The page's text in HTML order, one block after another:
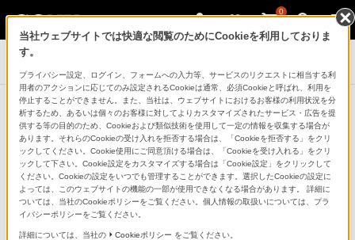
0
デジタルビデオカメラ ハンディカム
お知らせ お知らせ一覧に戻る
2022年3月10日
ソニーマーケティング株式会社
当社ウェブサイトでは快適な閲覧のためにCookieを利用しておりま
す。
プライバシー設定、ログイン、フォームへの入力等、サービスのリクエストに相当する利
用者のアクションに応じてのみ設定されるCookieは通常、必須Cookieと呼ばれ、利用を
停止することができません。また、当社は、ウェブサイトにおけるお客様の利用状況を分
析するため、あるいは個々のお客様に対してよりカスタマイズされたサービス・広告を提
供する等の目的のため、Cookieおよび類似技術を使用して一定の情報を収集する場合が
あります。それらのCookieの受け入れを拒否する場合は、「Cookieを拒否する」をクリ
ックしてください。Cookie使用にご同意頂ける場合は、「Cookieを受け入れる」をクリ
ックして下さい。Cookie設定をカスタマイズする場合は「Cookie設定」をクリックして
ください。Cookieの設定をいつでも管理することができます。選択したCookieの設定に
よっては、このウェブサイトの機能の一部が使用できなくなる場合があります。 詳細に
ついては、当社のCookieポリシーをご覧ください。個人情報の取扱いについては、プラ
イバシーポリシーをご覧ください。
詳細については、当社の Cookieポリシー をご覧ください。